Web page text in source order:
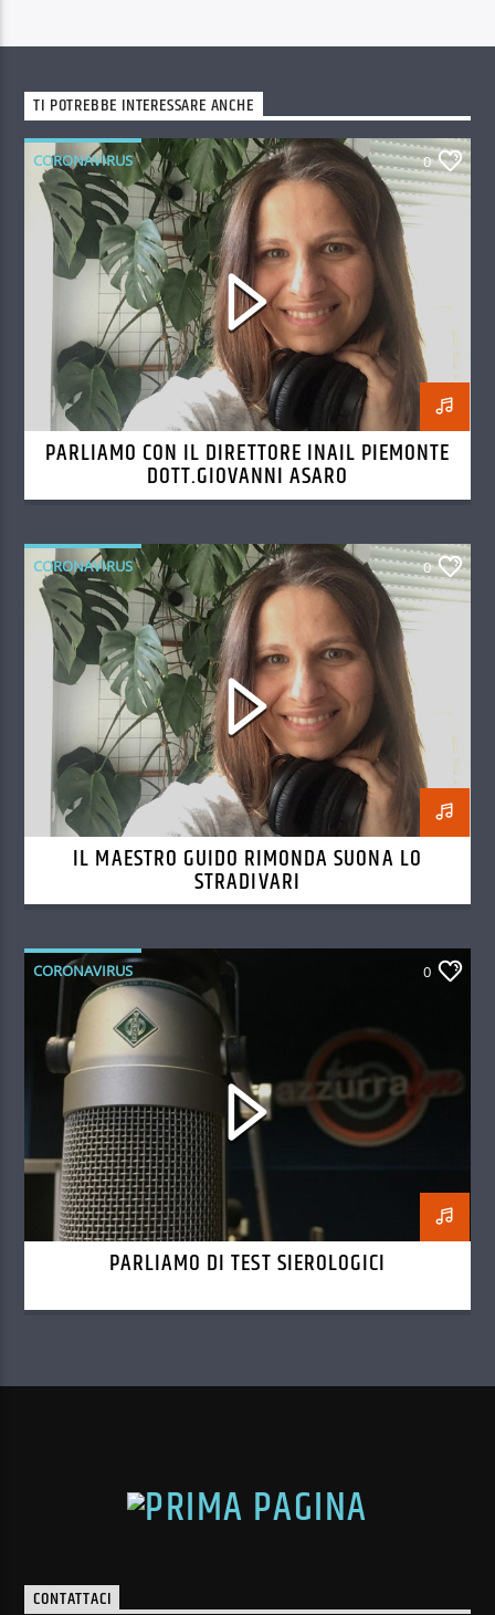
TI POTREBBE INTERESSARE ANCHE
CORONAVIRUS 0
PARLIAMO CON IL DIRETTORE INAIL PIEMONTE
DOTT.GIOVANNI ASARO
CORONAVIRUS 0
IL MAESTRO GUIDO RIMONDA SUONA LO
STRADIVARI
CORONAVIRUS 0
PARLIAMO DI TEST SIEROLOGICI
CONTATTACI